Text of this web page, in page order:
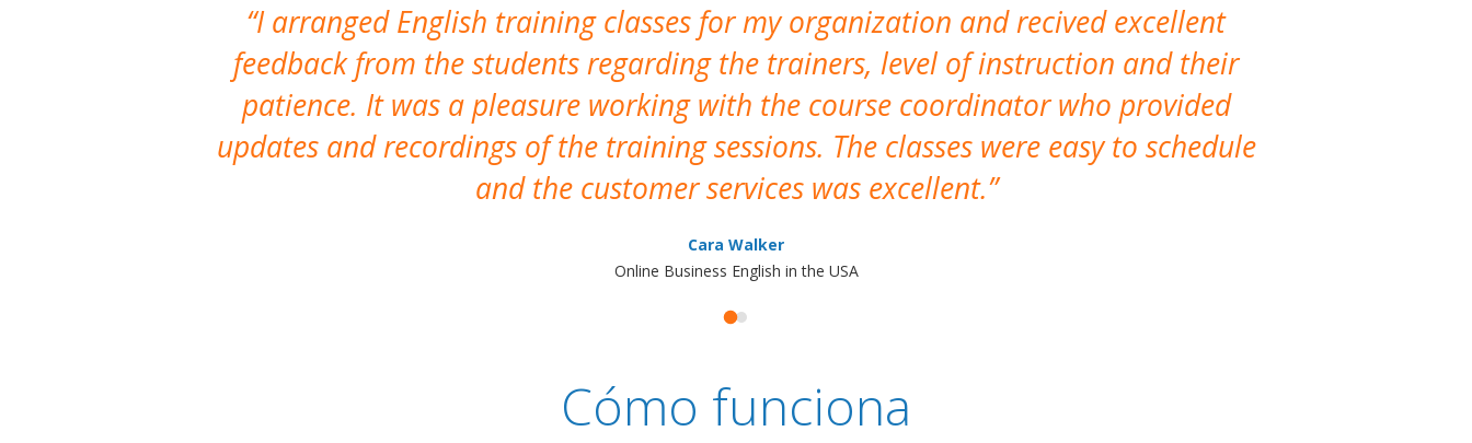
I arranged English training classes for my organization and recived excellent
feedback from the students regarding the trainers, level of instruction and their
patience. It was a pleasure working with the course coordinator who provided
updates and recordings of the training sessions. The classes were easy to schedule
and the customer services was excellent.
Cara Walker
Online Business English in the USA
Cómo funciona